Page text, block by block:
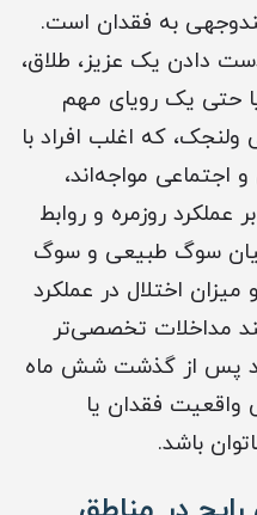
به فقدان است.
دادن یک عزیز، طلاق،
حتی یک رویای مهم
ولنجک، که اغلب افراد با
اجتماعی مواجه‌اند،
روزمره و روابط
سوگ طبیعی و سوگ
اختلال در عملکرد
مداخلات تخصصی‌تر
پس از گذشت شش ماه
فقدان یا
باشد.